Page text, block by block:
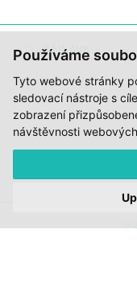
Používáme
Tyto webové stránky
sledovací nástroje s
zobrazení
návštěvnosti
JI.HLAVA